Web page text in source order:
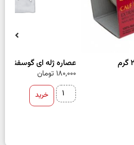
عصاره ژله ای گوسفند 200 گرم
180,000 تومان
خرید